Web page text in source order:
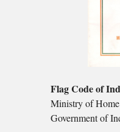
Flag Code of
Ministry of
Government of